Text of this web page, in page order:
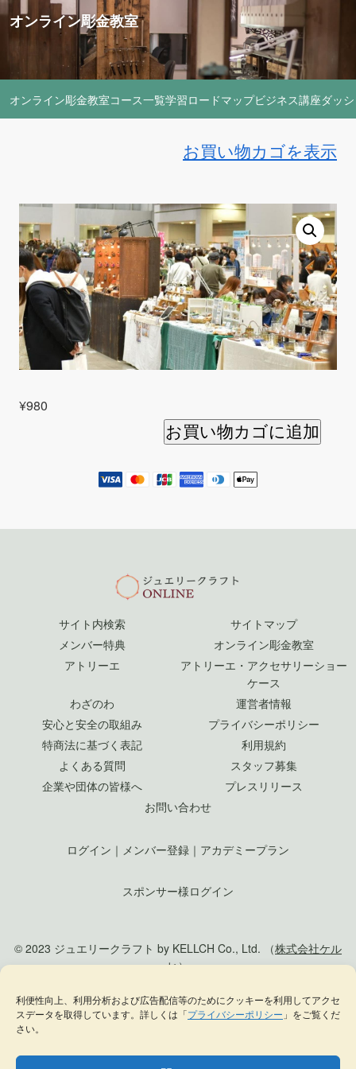
利便性向上、利用分析および広告配信等のためにクッキーを利用してアクセ
スデータを取得しています。詳しくは「プライバシーポリシー 」をご覧くだ
さい。
オンライン彫金教室
オンライン彫金教室コース一覧学習ロードマップビジネス講座ダッ
お買い物カゴを表示
¥980
お買い物カゴに追加
サイト内検索
サイトマップ
メンバー特典
オンライン彫金教室
アトリーエ
アトリーエ・アクセサリーショー
ケース
わざのわ
運営者情報
安心と安全の取組み
プライバシーポリシー
特商法に基づく表記
利用規約
よくある質問
スタッフ募集
企業や団体の皆様へ
プレスリリース
お問い合わせ
ログイン ｜ メンバー登録 ｜ アカデミープラン
スポンサー様ログイン
© 2023 ジュエリークラフト by KELLCH Co., Ltd. （株式会社ケル
ヒ）
私達は、地方創生SDGs官民連携プラットフォームに加盟しています
私達は、（一社）日本ジュエリー協会 の正会員として日本のジュエリー文化の発